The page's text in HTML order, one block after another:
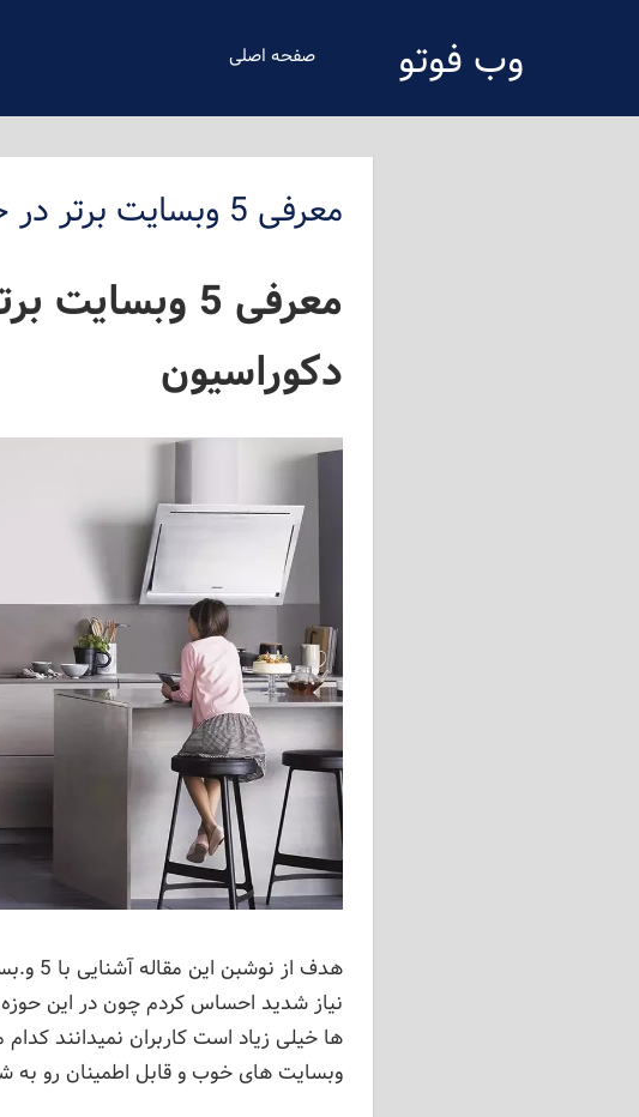
اصلی
وب فوتو صفحه اصلی
معرفی 5 وبسایت برتر در حوزه های خانواده و لوازم خانگی و دکوراسیون
معرفی 5
دکوراسیون
هدف
نیاز شدید احساس کردم چون در این
ها خیلی زیاد است کاربران نمیدانند
وبسایت های خوب و قابل اطمینان رو به